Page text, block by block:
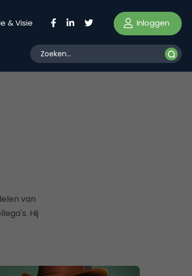
& Visie Inloggen
van
Hij